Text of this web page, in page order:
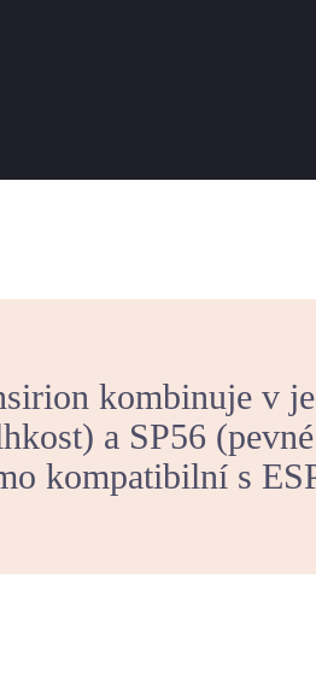
kombinuje v
a SP56
kompatibilní s